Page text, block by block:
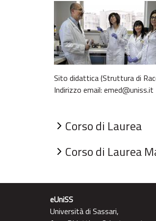
Sito didattica (Struttura di
Indirizzo email: emed@uniss.it
Corso di Laurea
Corso di Laurea
eUniSS
Università di Sassari,